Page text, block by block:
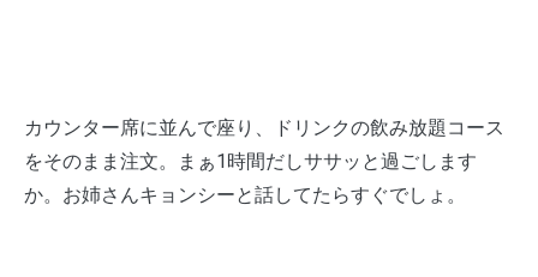
カウンター席に並んで座り、ドリンクの飲み放題コース
をそのまま注文。まぁ1時間だしササッと過ごします
か。お姉さんキョンシーと話してたらすぐでしょ。